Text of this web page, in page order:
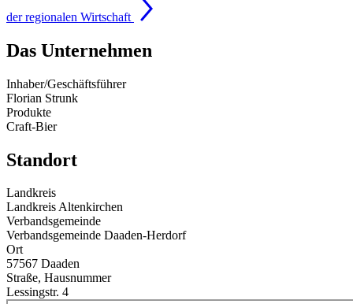
der regionalen Wirtschaft
Das Unternehmen
Inhaber/Geschäftsführer
Florian Strunk
Produkte
Craft-Bier
Standort
Landkreis
Landkreis Altenkirchen
Verbandsgemeinde
Verbandsgemeinde Daaden-Herdorf
Ort
57567 Daaden
Straße, Hausnummer
Lessingstr. 4